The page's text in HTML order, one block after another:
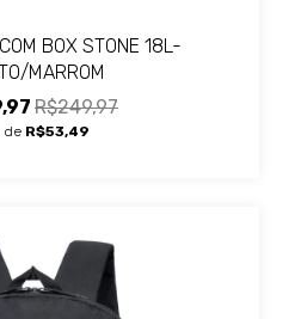
BOX STONE 18L-
MARROM
R$249,97
de R$53,49